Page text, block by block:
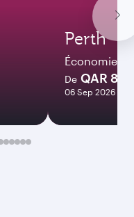
Perth
Économie
De QAR
06 Sep 2026 -